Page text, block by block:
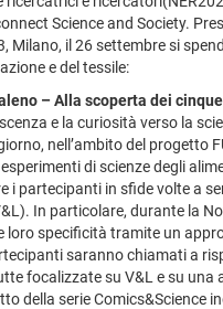
Science and Society.
Milano, il 26 settembre si
e del tessile:
– Alla scoperta dei
e la curiosità verso la
nell’ambito del progetto
di scienze degli
i partecipanti in sfide volte a
In particolare, durante la
loro specificità tramite un
saranno chiamati a
focalizzate su V&L e su
della serie Comics&Science